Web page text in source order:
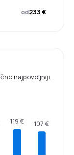
od233 €
najpovoljniji.
119 € 107 €